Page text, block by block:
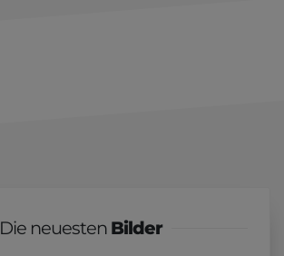
Die neuesten Bilder